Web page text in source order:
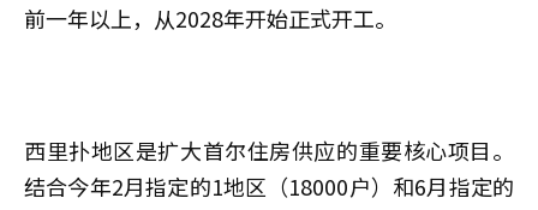
前一年以上，从2028年开始正式开工。
西里扑地区是扩大首尔住房供应的重要核心项目。
结合今年2月指定的1地区（18000户）和6月指定的